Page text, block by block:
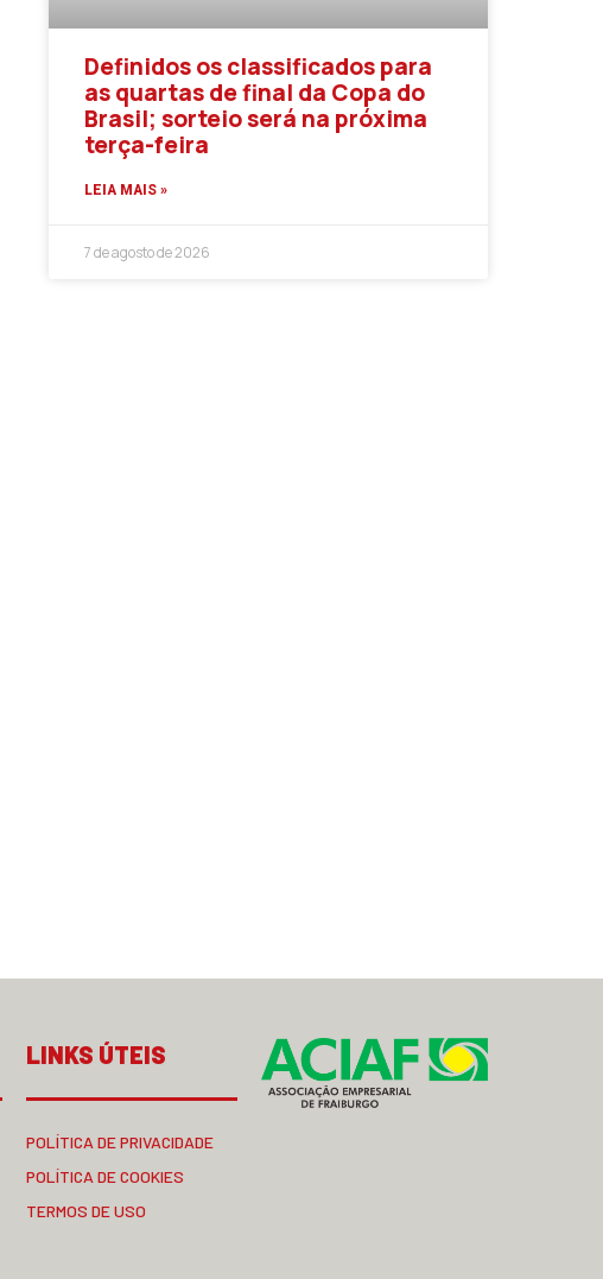
Definidos os classificados para
as quartas de final da Copa do
Brasil; sorteio será na próxima
terça-feira
LEIA MAIS »
7 de agosto de 2026
LINKS ÚTEIS
POLÍTICA DE PRIVACIDADE
POLÍTICA DE COOKIES
TERMOS DE USO